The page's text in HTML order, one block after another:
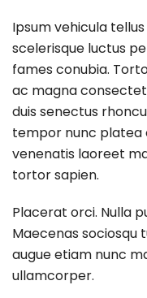
Ipsum vehicula
scelerisque luctus
fames conubia.
ac magna
duis senectus
tempor nunc platea
venenatis laoreet
tortor sapien.
Placerat orci. Nulla
Maecenas sociosqu
augue etiam nunc
ullamcorper.